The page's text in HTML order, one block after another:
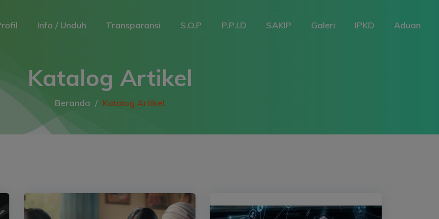
Info / Unduh Transparansi S.O.P P.P.I.D SAKIP Galeri IPKD Aduan
Katalog Artikel
Beranda Katalog Artikel